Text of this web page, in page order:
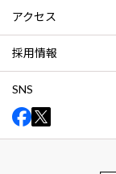
アクセス
採用情報
SNS